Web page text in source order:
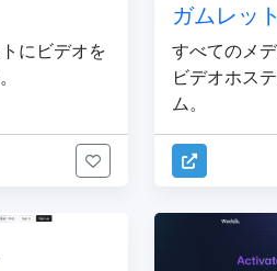
にビデオを
ガムレット
すべてのメ
ビデオホス
ム。